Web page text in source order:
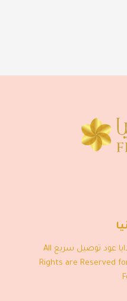
فيتونيا هدايا باقة ورد هدايا عطور هدايا عود توصيل سريع All
Rights are Reserved for